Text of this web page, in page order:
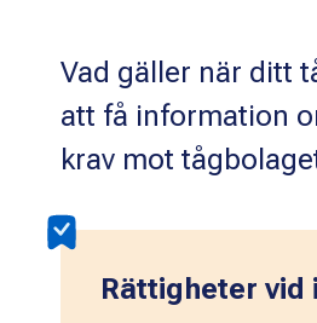
Vad gäller när ditt
att få information
krav mot
Rättigheter